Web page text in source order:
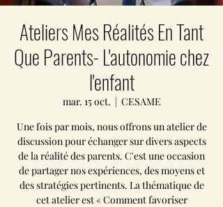
Ateliers Mes Réalités En Tant
Que Parents- L'autonomie chez
l'enfant
mar. 15 oct.
  |
CESAME
Une fois par mois, nous offrons un atelier de
discussion pour échanger sur divers aspects
de la réalité des parents. C'est une occasion
de partager nos expériences, des moyens et
des stratégies pertinents. La thématique de
cet atelier est « Comment favoriser